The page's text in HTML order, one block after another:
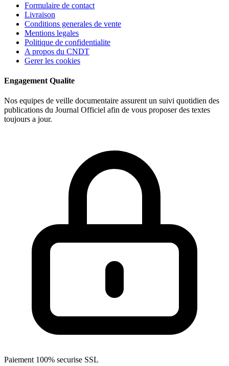
Formulaire de contact
Livraison
Conditions generales de vente
Mentions legales
Politique de confidentialite
A propos du CNDT
Gerer les cookies
Engagement Qualite
Nos equipes de veille documentaire assurent un suivi quotidien des
publications du Journal Officiel afin de vous proposer des textes
toujours a jour.
Paiement 100% securise SSL